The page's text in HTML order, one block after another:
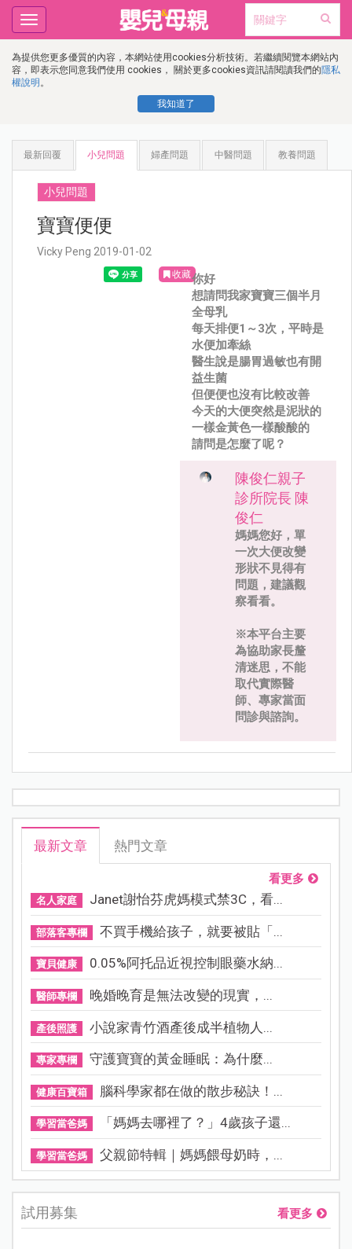
為提供您更多優質的內容，本網站使用cookies分析技術。若繼續閱覽本網站內
容，即表示您同意我們使用 cookies， 關於更多cookies資訊請閱讀我們的隱私
權說明 。
我知道了
Toggle
navigation
最新回覆 小兒問題 婦產問題 中醫問題 教養問題
小兒問題
寶寶便便
Vicky Peng 2019-01-02
收藏你好
想請問我家寶寶三個半月
全母乳
每天排便1～3次，平時是
水便加牽絲
醫生說是腸胃過敏也有開
益生菌
但便便也沒有比較改善
今天的大便突然是泥狀的
一樣金黃色一樣酸酸的
請問是怎麼了呢？
陳俊仁親子
診所院長 陳
俊仁
媽媽您好，單
一次大便改變
形狀不見得有
問題，建議觀
察看看。
※本平台主要
為協助家長釐
清迷思，不能
取代實際醫
師、專家當面
問診與諮詢。
最新文章 熱門文章
看更多
名人家庭 Janet謝怡芬虎媽模式禁3C，看...
部落客專欄 不買手機給孩子，就要被貼「...
寶貝健康 0.05%阿托品近視控制眼藥水納...
醫師專欄 晚婚晚育是無法改變的現實，...
產後照護 小說家青竹酒產後成半植物人...
專家專欄 守護寶寶的黃金睡眠：為什麼...
健康百寶箱 腦科學家都在做的散步秘訣！...
學習當爸媽 「媽媽去哪裡了？」4歲孩子還...
學習當爸媽 父親節特輯｜媽媽餵母奶時，...
試用募集 看更多